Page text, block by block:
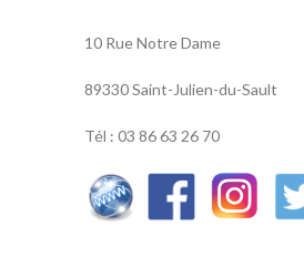
10 Rue Notre Dame
89330 Saint-Julien-du-Sault
Tél : 03 86 63 26 70